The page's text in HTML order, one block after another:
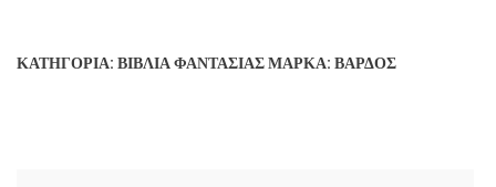
-
ΚΑΤΗΓΟΡΊΑ: ΒΙΒΛΊΑ ΦΑΝΤΑΣΊΑΣΜΆΡΚΑ: ΒΆΡΔΟΣ